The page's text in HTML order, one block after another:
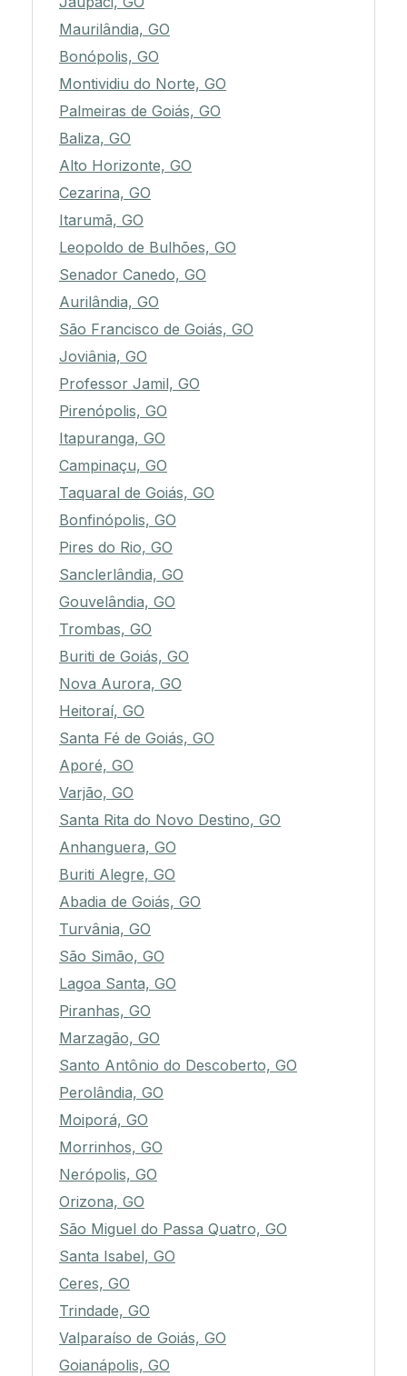
Maurilândia, GO
Bonópolis, GO
Montividiu do Norte, GO
Palmeiras de Goiás, GO
Baliza, GO
Alto Horizonte, GO
Cezarina, GO
Itarumã, GO
Leopoldo de Bulhões, GO
Senador Canedo, GO
Aurilândia, GO
São Francisco de Goiás, GO
Joviânia, GO
Professor Jamil, GO
Pirenópolis, GO
Itapuranga, GO
Campinaçu, GO
Taquaral de Goiás, GO
Bonfinópolis, GO
Pires do Rio, GO
Sanclerlândia, GO
Gouvelândia, GO
Trombas, GO
Buriti de Goiás, GO
Nova Aurora, GO
Heitoraí, GO
Santa Fé de Goiás, GO
Aporé, GO
Varjão, GO
Santa Rita do Novo Destino, GO
Anhanguera, GO
Buriti Alegre, GO
Abadia de Goiás, GO
Turvânia, GO
São Simão, GO
Lagoa Santa, GO
Piranhas, GO
Marzagão, GO
Santo Antônio do Descoberto, GO
Perolândia, GO
Moiporá, GO
Morrinhos, GO
Nerópolis, GO
Orizona, GO
São Miguel do Passa Quatro, GO
Santa Isabel, GO
Ceres, GO
Trindade, GO
Valparaíso de Goiás, GO
Goianápolis, GO